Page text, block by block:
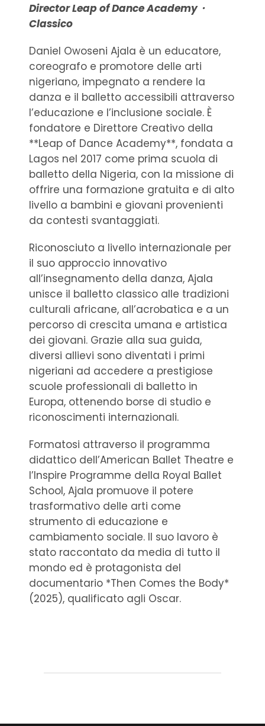
Director Leap of Dance Academy・
Classico
Daniel Owoseni Ajala è un educatore,
coreografo e promotore delle arti
nigeriano, impegnato a rendere la
danza e il balletto accessibili attraverso
l’educazione e l’inclusione sociale. È
fondatore e Direttore Creativo della
**Leap of Dance Academy**, fondata a
Lagos nel 2017 come prima scuola di
balletto della Nigeria, con la missione di
offrire una formazione gratuita e di alto
livello a bambini e giovani provenienti
da contesti svantaggiati.
Riconosciuto a livello internazionale per
il suo approccio innovativo
all’insegnamento della danza, Ajala
unisce il balletto classico alle tradizioni
culturali africane, all’acrobatica e a un
percorso di crescita umana e artistica
dei giovani. Grazie alla sua guida,
diversi allievi sono diventati i primi
nigeriani ad accedere a prestigiose
scuole professionali di balletto in
Europa, ottenendo borse di studio e
riconoscimenti internazionali.
Formatosi attraverso il programma
didattico dell’American Ballet Theatre e
l’Inspire Programme della Royal Ballet
School, Ajala promuove il potere
trasformativo delle arti come
strumento di educazione e
cambiamento sociale. Il suo lavoro è
stato raccontato da media di tutto il
mondo ed è protagonista del
documentario *Then Comes the Body*
(2025), qualificato agli Oscar.